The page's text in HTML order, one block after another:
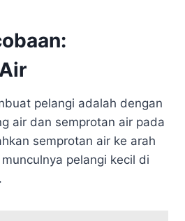
pelangi adalah dengan
air dan semprotan air pada
semprotan air ke arah
pelangi kecil di